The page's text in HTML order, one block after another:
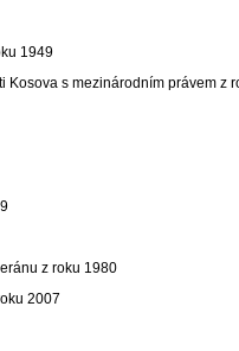
1949
s mezinárodním právem z
z roku 1980
2007